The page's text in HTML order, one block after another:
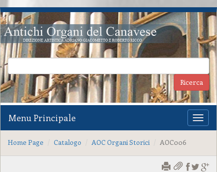
Menu Principale
Home Page Catalogo AOC Organi Storici AOC006